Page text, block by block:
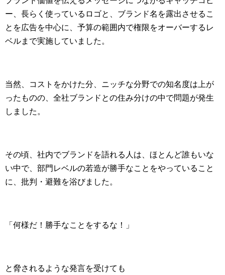
ー、長らく使っているロゴと、ブランド名を露出させるこ
とを広告を中心に、予算の範囲内で権限をオーバーするレ
ベルまで実施していました。
当然、コストをかけた分、ニッチな分野での知名度は上が
ったものの、全社ブランドとの住み分けの中で問題が発生
しました。
その頃、社内でブランドを語れる人は、ほとんど誰もいな
い中で、部門レベルの若造が勝手なことをやっていること
に、批判・避難を浴びました。
「何様だ！勝手なことをするな！」
と脅されるような発言を受けても